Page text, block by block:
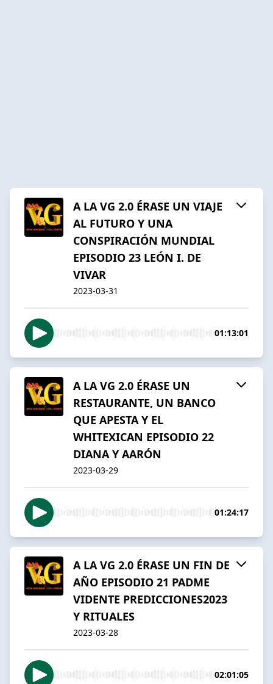
A LA VG 2.0 ÉRASE UN VIAJE
AL FUTURO Y UNA
CONSPIRACIÓN MUNDIAL
EPISODIO 23 LEÓN I. DE
VIVAR
2023-03-31
01:13:01
A LA VG 2.0 ÉRASE UN
RESTAURANTE, UN BANCO
QUE APESTA Y EL
WHITEXICAN EPISODIO 22
DIANA Y AARÓN
2023-03-29
01:24:17
A LA VG 2.0 ÉRASE UN FIN DE
AÑO EPISODIO 21 PADME
VIDENTE PREDICCIONES2023
Y RITUALES
2023-03-28
02:01:05